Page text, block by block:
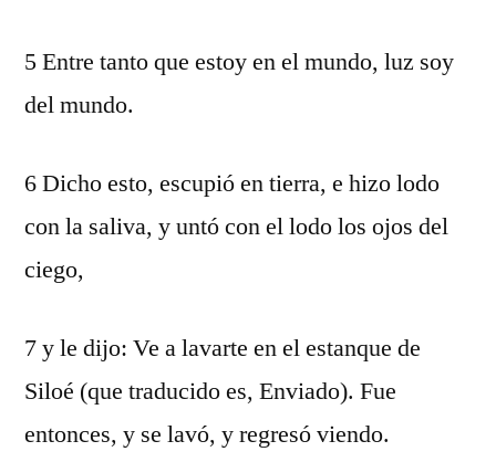
5 Entre tanto que estoy en el mundo, luz soy
del mundo.
6 Dicho esto, escupió en tierra, e hizo lodo
con la saliva, y untó con el lodo los ojos del
ciego,
7 y le dijo: Ve a lavarte en el estanque de
Siloé (que traducido es, Enviado). Fue
entonces, y se lavó, y regresó viendo.